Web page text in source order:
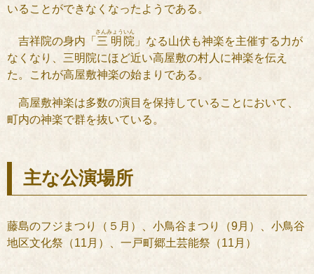
いることができなくなったようである。
吉祥院の身内「 三明
さんみょう
院
いん
」なる山伏も神楽を主催する力が
なくなり、三明院にほど近い高屋敷の村人に神楽を伝え
た。これが高屋敷神楽の始まりである。
高屋敷神楽は多数の演目を保持していることにおいて、
町内の神楽で群を抜いている。
主な公演場所
藤島のフジまつり（５月）、小鳥谷まつり（9月）、小鳥谷
地区文化祭（11月）、一戸町郷土芸能祭（11月）